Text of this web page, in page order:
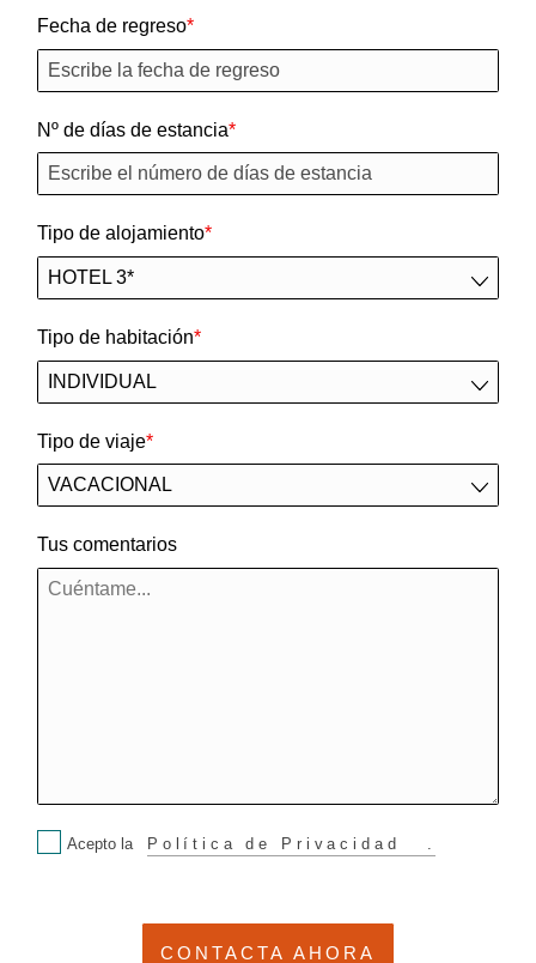
Fecha de regreso
Nº de días de estancia
Tipo de alojamiento
Tipo de habitación
Tipo de viaje
Tus comentarios
Acepto la Política de Privacidad